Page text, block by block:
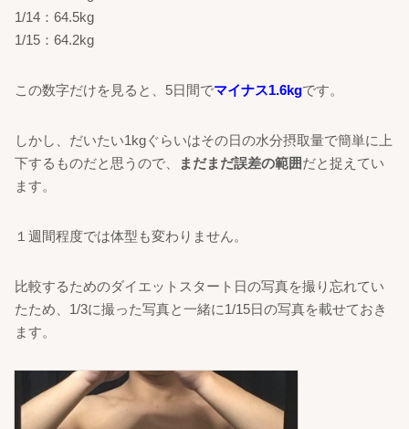
1/14：64.5kg
1/15：64.2kg
この数字だけを見ると、5日間でマイナス1.6kgです。
しかし、だいたい1kgぐらいはその日の水分摂取量で簡単に上
下するものだと思うので、
まだまだ誤差の範囲だと捉えてい
ます。
１週間程度では体型も変わりません。
比較するためのダイエットスタート日の写真を撮り忘れてい
たため、1/3に撮った写真と一緒に1/15日の写真を載せておき
ます。